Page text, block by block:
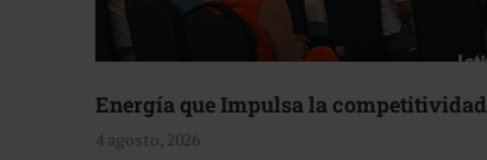
Energía que Impulsa la competitividad
4 agosto, 2026